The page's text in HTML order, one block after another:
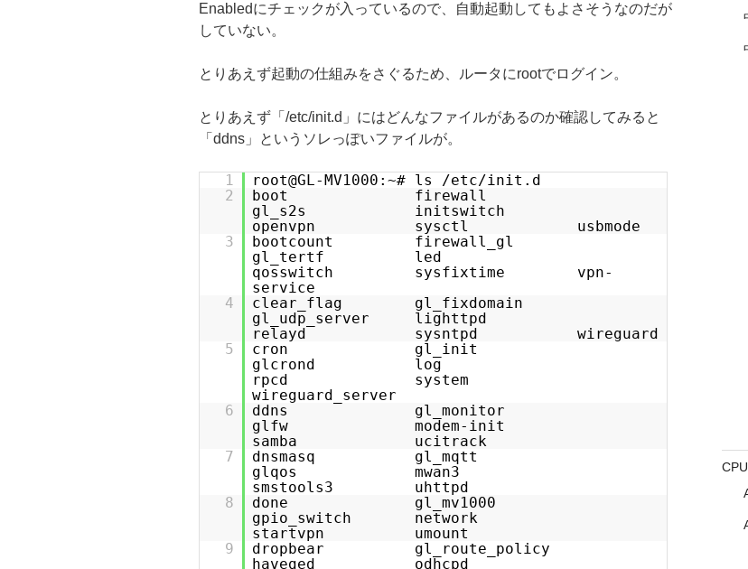
Enabledにチェックが入っているので、自動起動してもよさそうなのだが
していない。
とりあえず起動の仕組みをさぐるため、ルータにrootでログイン。
とりあえず「/etc/init.d」にはどんなファイルがあるのか確認してみると
「ddns」というソレっぽいファイルが。
1
root@GL-MV1000:~# ls /etc/init.d
2
boot firewall
gl_s2s initswitch
openvpn sysctl usbmode
3
bootcount firewall_gl
gl_tertf led
qosswitch sysfixtime vpn-
service
4
clear_flag gl_fixdomain
gl_udp_server lighttpd
relayd sysntpd wireguard
5
cron gl_init
glcrond log
rpcd system
wireguard_server
6
ddns gl_monitor
glfw modem-init
samba ucitrack
7
dnsmasq gl_mqtt
glqos mwan3
smstools3 uhttpd
8
done gl_mv1000
gpio_switch network
startvpn umount
9
dropbear gl_route_policy
haveged odhcpd
CPU